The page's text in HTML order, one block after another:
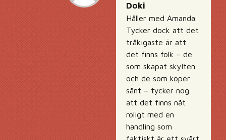
Doki
Håller med Amanda.
Tycker dock att det
tråkigaste är att
det finns folk – de
som skapat skylten
och de som köper
sånt – tycker nog
att det finns nåt
roligt med en
handling som